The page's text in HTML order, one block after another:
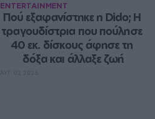
ENTERTAINMENT
Πού εξαφανίστηκε η Dido; Η
τραγουδίστρια που πούλησε
40 εκ. δίσκους άφησε τη
δόξα και άλλαξε ζωή